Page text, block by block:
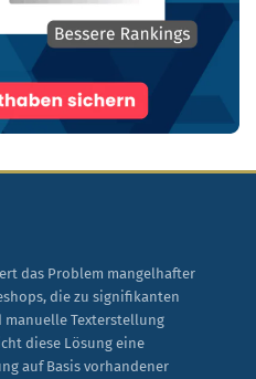
das Problem mangelhafter
die zu signifikanten
manuelle Texterstellung
diese Lösung eine
auf Basis vorhandener